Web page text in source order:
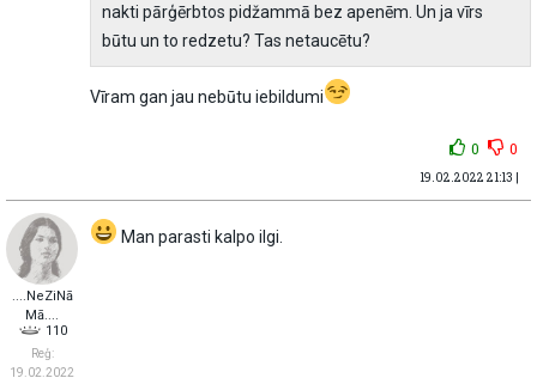
nakti pārģērbtos pidžammā bez apenēm. Un ja vīrs
būtu un to redzetu? Tas netaucētu?
Vīram gan jau nebūtu iebildumi
0 0
19.02.2022 21:13 |
....NeZiNā
Mā....
110
Reģ:
19.02.2022
Man parasti kalpo ilgi.